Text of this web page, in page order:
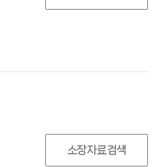
소장자료검색